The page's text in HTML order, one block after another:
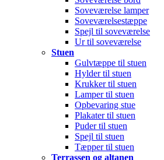
Soveværelse lamper
Soveværelsestæppe
Spejl til soveværelse
Ur til soveværelse
Stuen
Gulvtæppe til stuen
Hylder til stuen
Krukker til stuen
Lamper til stuen
Opbevaring stue
Plakater til stuen
Puder til stuen
Spejl til stuen
Tæpper til stuen
Terrassen og altanen